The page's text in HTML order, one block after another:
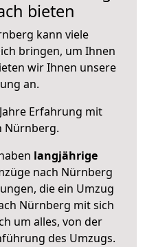
bieten
kann viele
bringen, um Ihnen
wir Ihnen unsere
an.
Erfahrung mit
Nürnberg.
langjährige
nach Nürnberg
die ein Umzug
Nürnberg mit sich
um alles, von der
des Umzugs.